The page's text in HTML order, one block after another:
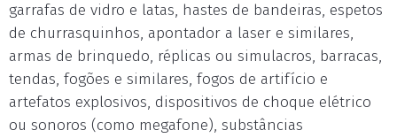
garrafas de vidro e latas, hastes de bandeiras, espetos
de churrasquinhos, apontador a laser e similares,
armas de brinquedo, réplicas ou simulacros, barracas,
tendas, fogões e similares, fogos de artifício e
artefatos explosivos, dispositivos de choque elétrico
ou sonoros (como megafone), substâncias